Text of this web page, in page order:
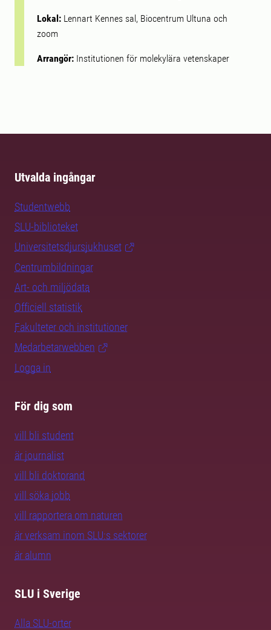
Lokal: Lennart Kennes sal, Biocentrum Ultuna och
zoom
Arrangör: Institutionen för molekylära vetenskaper
Utvalda ingångar
Studentwebb
SLU-biblioteket
Universitetsdjursjukhuset
Centrumbildningar
Art- och miljödata
Officiell statistik
Fakulteter och institutioner
Medarbetarwebben
Logga in
För dig som
vill bli student
är journalist
vill bli doktorand
vill söka jobb
vill rapportera om naturen
är verksam inom SLU:s sektorer
är alumn
SLU i Sverige
Alla SLU-orter